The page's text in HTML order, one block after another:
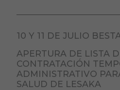
10 Y 11 DE JULIO
APERTURA DE LISTA
CONTRATACIÓN
ADMINISTRATIVO
SALUD DE LESAKA